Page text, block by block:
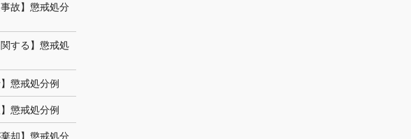
事故】懲戒処分
関する】懲戒処
懲戒処分例
懲戒処分例
棄却】懲戒処分